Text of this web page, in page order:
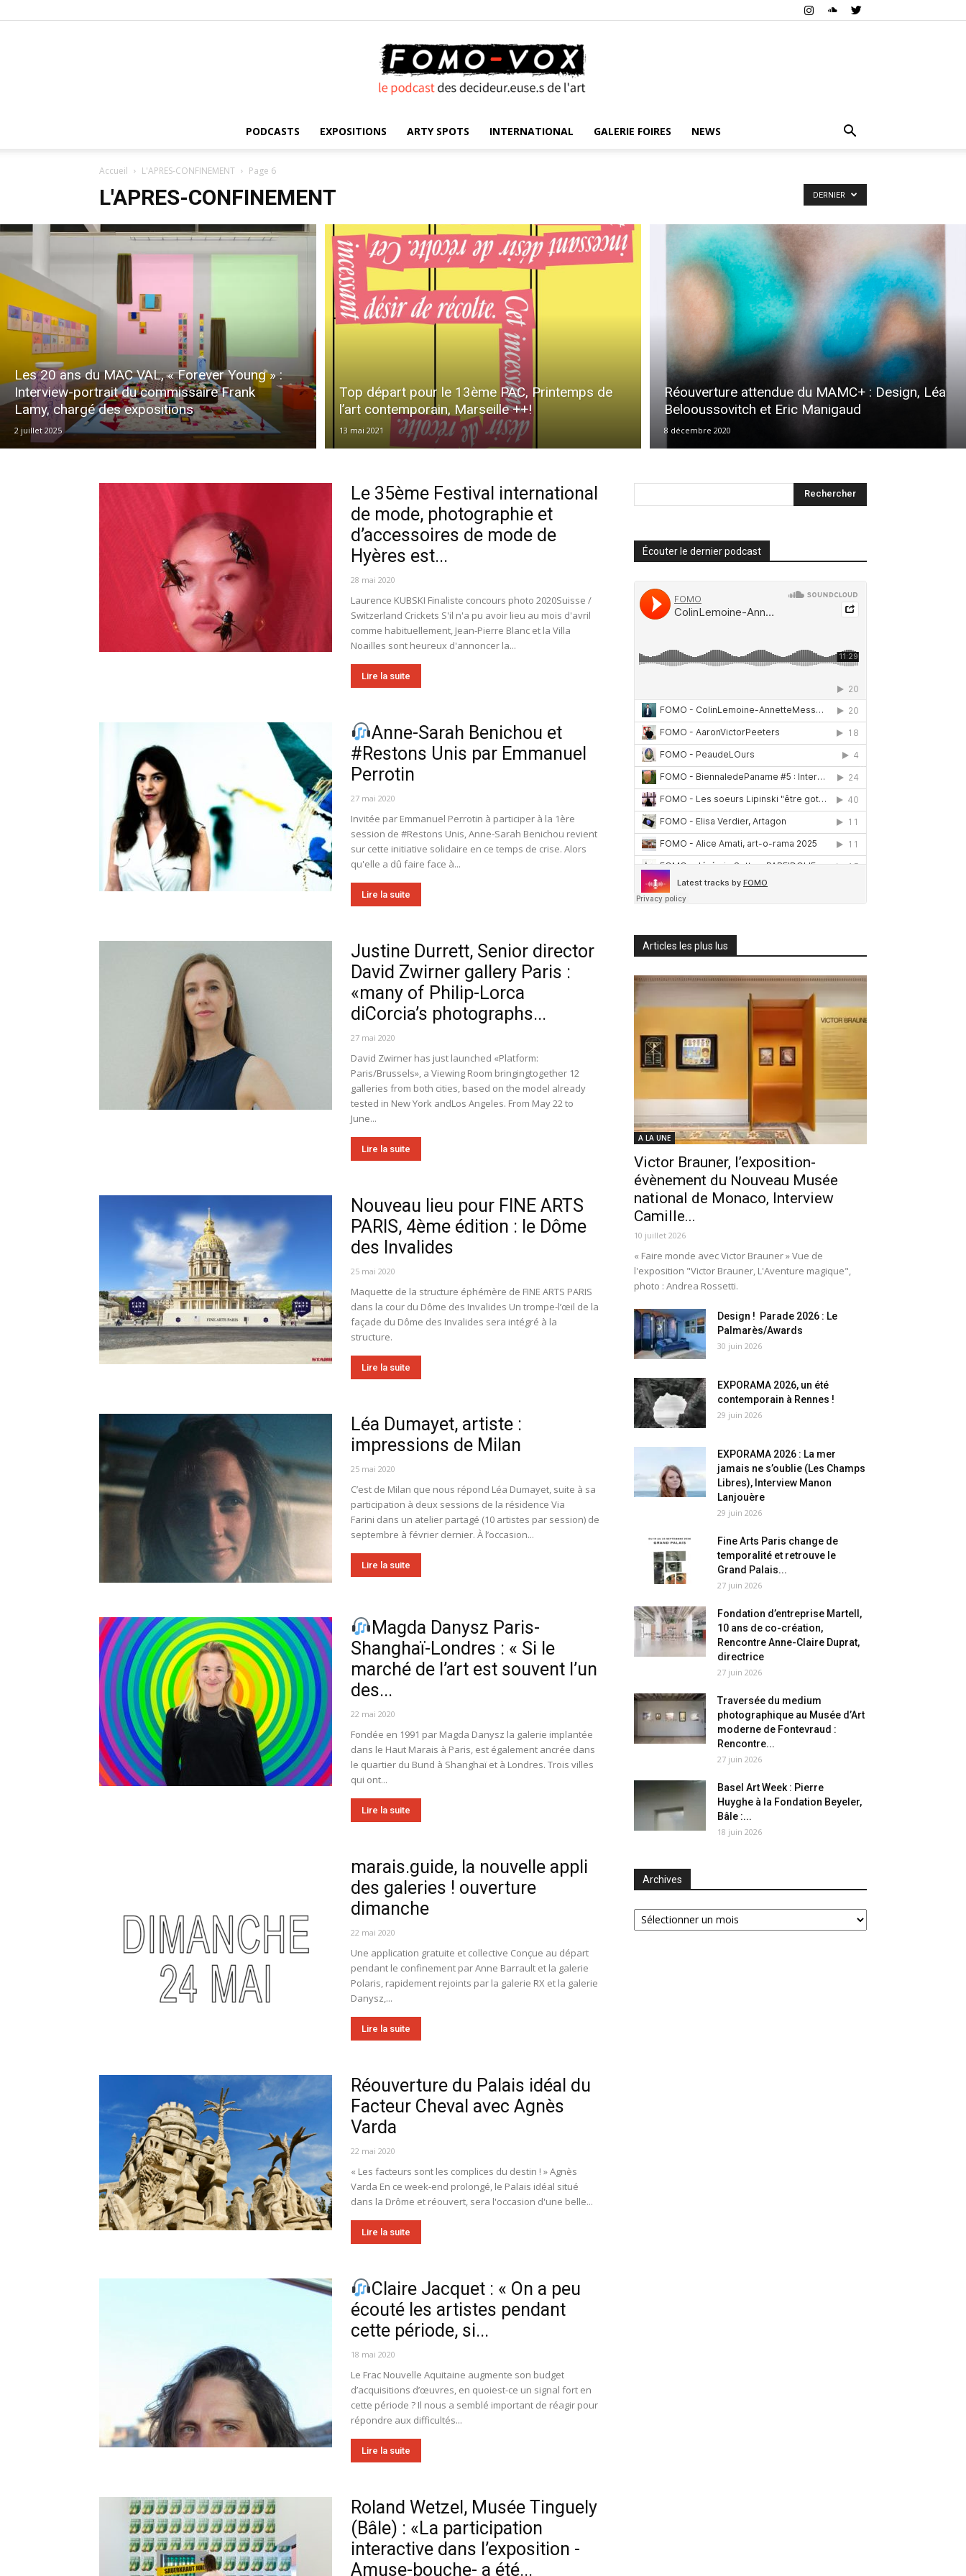
VOX
PODCASTS EXPOSITIONS ARTY SPOTS INTERNATIONAL GALERIE FOIRES NEWS
Accueil L'APRES-CONFINEMENT Page 6
L'APRES-CONFINEMENT DERNIER
Les 20 ans du MAC VAL, « Forever Young » :
Interview-portrait du commissaire Frank
Lamy, chargé des expositions
2 juillet 2025
Top départ pour le 13ème PAC, Printemps de
l’art contemporain, Marseille ++!
13 mai 2021
Réouverture attendue du MAMC+ : Design, Léa
Belooussovitch et Eric Manigaud
8 décembre 2020
Le 35ème Festival international
de mode, photographie et
d’accessoires de mode de
Hyères est...
28 mai 2020
Laurence KUBSKI Finaliste concours photo 2020Suisse /
Switzerland Crickets S'il n'a pu avoir lieu au mois d'avril
comme habituellement, Jean-Pierre Blanc et la Villa
Noailles sont heureux d'annoncer la...
Lire la suite
Anne-Sarah Benichou et
#Restons Unis par Emmanuel
Perrotin
27 mai 2020
Invitée par Emmanuel Perrotin à participer à la 1ère
session de #Restons Unis, Anne-Sarah Benichou revient
sur cette initiative solidaire en ce temps de crise. Alors
qu'elle a dû faire face à...
Lire la suite
Justine Durrett, Senior director
David Zwirner gallery Paris :
«many of Philip-Lorca
diCorcia’s photographs...
27 mai 2020
David Zwirner has just launched «Platform:
Paris/Brussels», a Viewing Room bringingtogether 12
galleries from both cities, based on the model already
tested in New York andLos Angeles. From May 22 to
June...
Lire la suite
Nouveau lieu pour FINE ARTS
PARIS, 4ème édition : le Dôme
des Invalides
25 mai 2020
Maquette de la structure éphémère de FINE ARTS PARIS
dans la cour du Dôme des Invalides Un trompe-l’œil de la
façade du Dôme des Invalides sera intégré à la
structure.
Lire la suite
Léa Dumayet, artiste :
impressions de Milan
25 mai 2020
C’est de Milan que nous répond Léa Dumayet, suite à sa
participation à deux sessions de la résidence Via
Farini dans un atelier partagé (10 artistes par session) de
septembre à février dernier. À l’occasion...
Lire la suite
Magda Danysz Paris-
Shanghaï-Londres : « Si le
marché de l’art est souvent l’un
des...
22 mai 2020
Fondée en 1991 par Magda Danysz la galerie implantée
dans le Haut Marais à Paris, est également ancrée dans
le quartier du Bund à Shanghaï et à Londres. Trois villes
qui ont...
Lire la suite
marais.guide, la nouvelle appli
des galeries ! ouverture
dimanche
22 mai 2020
Une application gratuite et collective Conçue au départ
pendant le confinement par Anne Barrault et la galerie
Polaris, rapidement rejoints par la galerie RX et la galerie
Danysz,...
Lire la suite
Réouverture du Palais idéal du
Facteur Cheval avec Agnès
Varda
22 mai 2020
« Les facteurs sont les complices du destin ! » Agnès
Varda En ce week-end prolongé, le Palais idéal situé
dans la Drôme et réouvert, sera l'occasion d'une belle...
Lire la suite
Claire Jacquet : « On a peu
écouté les artistes pendant
cette période, si...
18 mai 2020
Le Frac Nouvelle Aquitaine augmente son budget
d’acquisitions d’œuvres, en quoiest-ce un signal fort en
cette période ? Il nous a semblé important de réagir pour
répondre aux difficultés...
Lire la suite
Roland Wetzel, Musée Tinguely
(Bâle) : «La participation
interactive dans l’exposition -
Amuse-bouche- a été...
Écouter le dernier podcast
Articles les plus lus
A LA UNE
Victor Brauner, l’exposition-
évènement du Nouveau Musée
national de Monaco, Interview
Camille...
10 juillet 2026
« Faire monde avec Victor Brauner » Vue de
l'exposition "Victor Brauner, L'Aventure magique",
photo : Andrea Rossetti.
Design ! Parade 2026 : Le
Palmarès/Awards
30 juin 2026
EXPORAMA 2026, un été
contemporain à Rennes !
29 juin 2026
EXPORAMA 2026 : La mer
jamais ne s’oublie (Les Champs
Libres), Interview Manon
Lanjouère
29 juin 2026
Fine Arts Paris change de
temporalité et retrouve le
Grand Palais...
27 juin 2026
Fondation d’entreprise Martell,
10 ans de co-création,
Rencontre Anne-Claire Duprat,
directrice
27 juin 2026
Traversée du medium
photographique au Musée d’Art
moderne de Fontevraud :
Rencontre...
27 juin 2026
Basel Art Week : Pierre
Huyghe à la Fondation Beyeler,
Bâle :...
18 juin 2026
Archives
Archives